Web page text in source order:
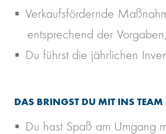
Verkaufsfördernde
entsprechend der
Du führst die jährlichen
DAS BRINGST DU MIT INS TEAM
Du hast Spaß am Umgang